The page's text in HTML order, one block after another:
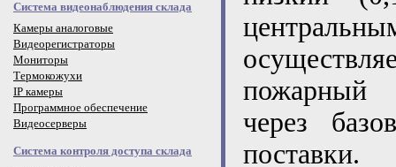
Система видеонаблюдения склада
Камеры аналоговые
Видеорегистраторы
Мониторы
Термокожухи
IP камеры
Программное обеспечение
Видеосерверы
Система контроля доступа склада
пожарный
через
поставки.